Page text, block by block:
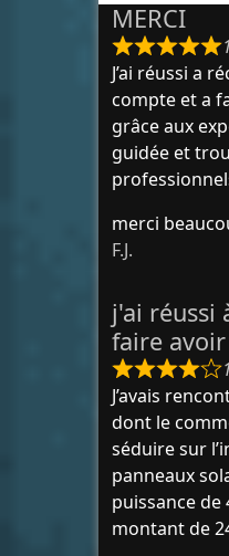
MERCI
J’ai réussi a
compte et a
grâce aux
guidée et
merci
F.J.
j'ai réussi
faire avoir
J’avais
dont le
séduire sur
panneaux
puissance de
montant de